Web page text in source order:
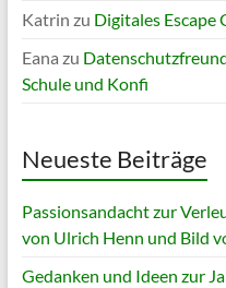
Katrin zu Digitales Escape
Eana zu
Schule und Konfi
Neueste Beiträge
Passionsandacht zur
von Ulrich Henn und Bild
Gedanken und Ideen zur